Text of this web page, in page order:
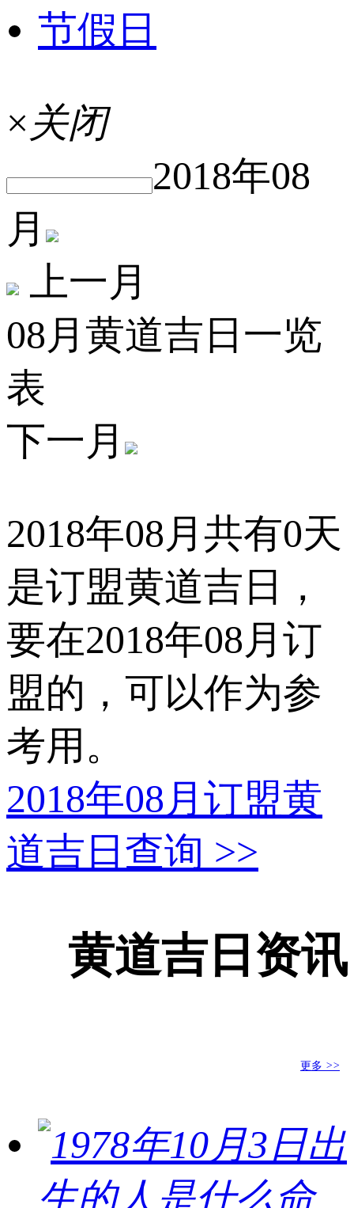
节假日
× 关闭
2018年08
月
上一月
08月黄道吉日一览
表
下一月
2018年08月共有0天
是订盟黄道吉日，
要在2018年08月订
盟的，可以作为参
考用。
2018年08月订盟黄
道吉日查询 >>
黄道吉日资讯
更多 >>